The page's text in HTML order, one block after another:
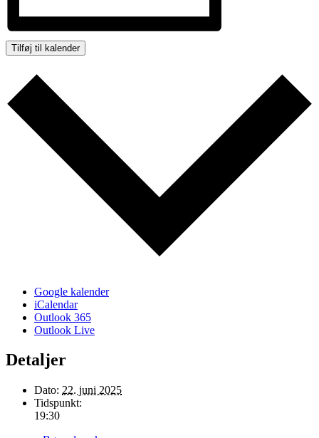
Tilføj til kalender
Google kalender
iCalendar
Outlook 365
Outlook Live
Detaljer
Dato: 22. juni 2025
Tidspunkt:
19:30